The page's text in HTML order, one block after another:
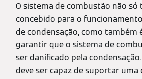
O sistema de combustão não só
concebido para o
de condensação, como também
garantir que o sistema de
ser danificado pela
deve ser capaz de suportar uma